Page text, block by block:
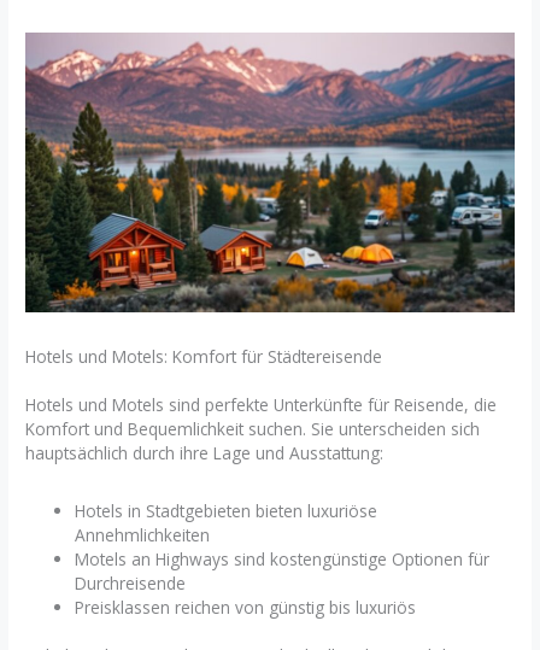
Hotels und Motels: Komfort für Städtereisende
Hotels und Motels sind perfekte Unterkünfte für Reisende, die
Komfort und Bequemlichkeit suchen. Sie unterscheiden sich
hauptsächlich durch ihre Lage und Ausstattung:
Hotels in Stadtgebieten bieten luxuriöse
Annehmlichkeiten
Motels an Highways sind kostengünstige Optionen für
Durchreisende
Preisklassen reichen von günstig bis luxuriös